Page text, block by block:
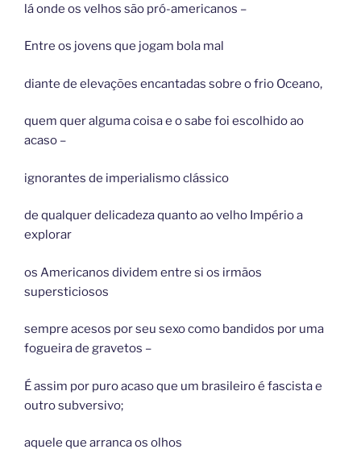
lá onde os velhos são pró-americanos –
Entre os jovens que jogam bola mal
diante de elevações encantadas sobre o frio Oceano,
quem quer alguma coisa e o sabe foi escolhido ao
acaso –
ignorantes de imperialismo clássico
de qualquer delicadeza quanto ao velho Império a
explorar
os Americanos dividem entre si os irmãos
supersticiosos
sempre acesos por seu sexo como bandidos por uma
fogueira de gravetos –
É assim por puro acaso que um brasileiro é fascista e
outro subversivo;
aquele que arranca os olhos